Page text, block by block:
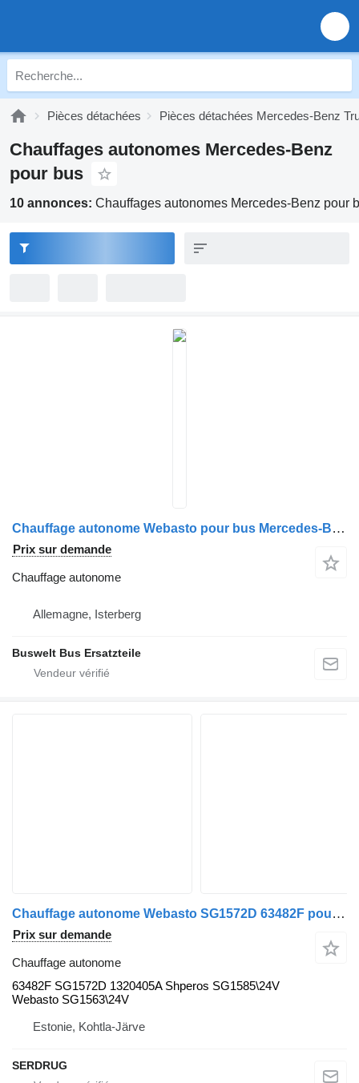
Pièces détachées Pièces détachées Mercedes-Benz
Chauffages autonomes Mercedes-Benz
pour bus
10 annonces: Chauffages autonomes Mercedes-Benz pour
Chauffage autonome Webasto pour bus Mercedes-Benz Setra 300 & 400
Prix sur demande
Chauffage autonome
Allemagne, Isterberg
Buswelt Bus Ersatzteile
Chauffage autonome Webasto SG1572D 63482F pour bus Mercedes-Benz
Prix sur demande
Chauffage autonome
63482F SG1572D 1320405A Shperos SG1585\24V
Webasto SG1563\24V
Estonie, Kohtla-Järve
SERDRUG